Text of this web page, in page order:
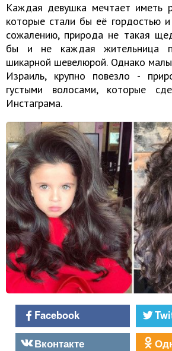
Каждая девушка мечтает иметь
которые стали бы её гордостью
сожалению, природа не такая
бы и не каждая жительница
шикарной шевелюрой. Однако
Израиль, крупно повезло -
густыми волосами, которые
Инстаграма.
Facebook
Вконтакте